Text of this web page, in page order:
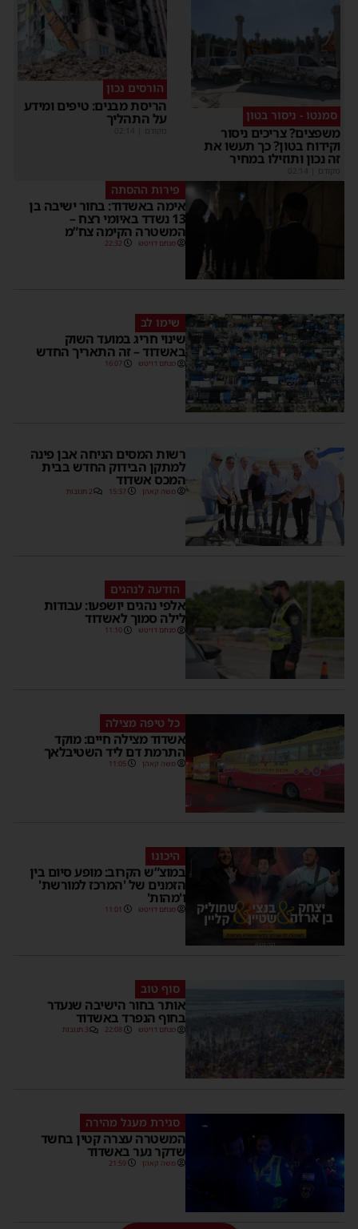
סמנטו - ניסור בטון
משפצים? צריכים ניסור
וקידוח בטון? כך תעשו את
זה נכון ותוזילו במחיר
מקודם
הורסים נכון
הריסת מבנים: טיפים ומידע
על התהליך
מקודם
פירות ההסתה
אימה באשדוד: בחור ישיבה בן
13 נשדד באיומי רצח –
המשטרה הקימה צח”מ
מנחם דויטש 22:32
שימו לב
שינוי חריג במועד השוק
באשדוד – זה התאריך החדש
מנחם דויטש 16:07
רשות המסים הניחה אבן פינה
למתקן הבידוק החדש בבית
המכס אשדוד
משה קאהן 15:37 2 תגובות
הודעה לנהגים
אלפי נהגים יושפעו: עבודות
לילה סמוך לאשדוד
מנחם דויטש 11:10
כל טיפה מצילה
אשדוד מצילה חיים: מוקד
התרמת דם ליד השטיבלאך
משה קאהן 11:05
היכונו
במוצ”ש הקרוב: מופע סיום בין
הזמנים של 'המרכז למורשת'
ו'מהות'
מנחם דויטש 11:01
סוף טוב
אותר בחור הישיבה שנעדר
בחוף הנפרד באשדוד
מנחם דויטש 22:08 3 תגובות
סגירת מעגל מהירה
המשטרה עצרה קטין בחשד
שדקר נער באשדוד
משה קאהן 21:59